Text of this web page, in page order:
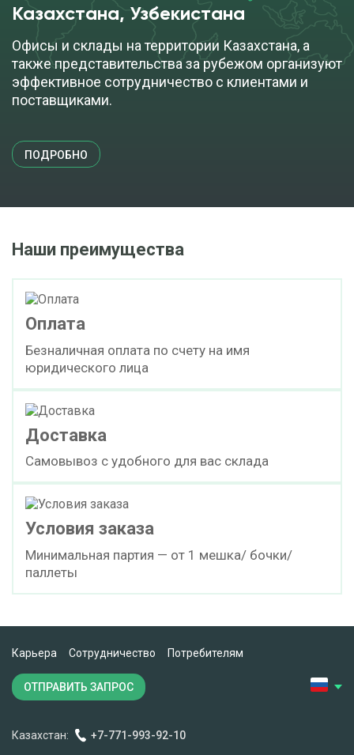
Казахстана, Узбекистана
Офисы и склады на территории Казахстана, а
также представительства за рубежом организуют
эффективное сотрудничество с клиентами и
поставщиками.
ПОДРОБНО
Наши преимущества
Оплата
Безналичная оплата по счету на имя
юридического лица
Доставка
Самовывоз с удобного для вас склада
Условия заказа
Минимальная партия — от 1 мешка/ бочки/
паллеты
Карьера Сотрудничество Потребителям
ОТПРАВИТЬ ЗАПРОС
Казахстан: +7-771-993-92-10